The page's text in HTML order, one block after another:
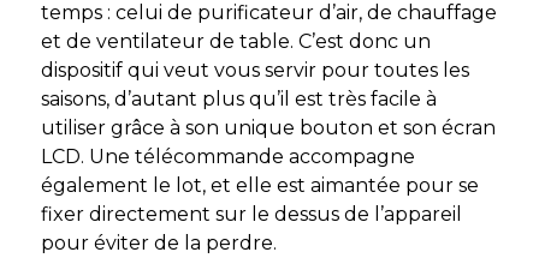
temps : celui de purificateur d’air, de chauffage
et de ventilateur de table. C’est donc un
dispositif qui veut vous servir pour toutes les
saisons, d’autant plus qu’il est très facile à
utiliser grâce à son unique bouton et son écran
LCD. Une télécommande accompagne
également le lot, et elle est aimantée pour se
fixer directement sur le dessus de l’appareil
pour éviter de la perdre.